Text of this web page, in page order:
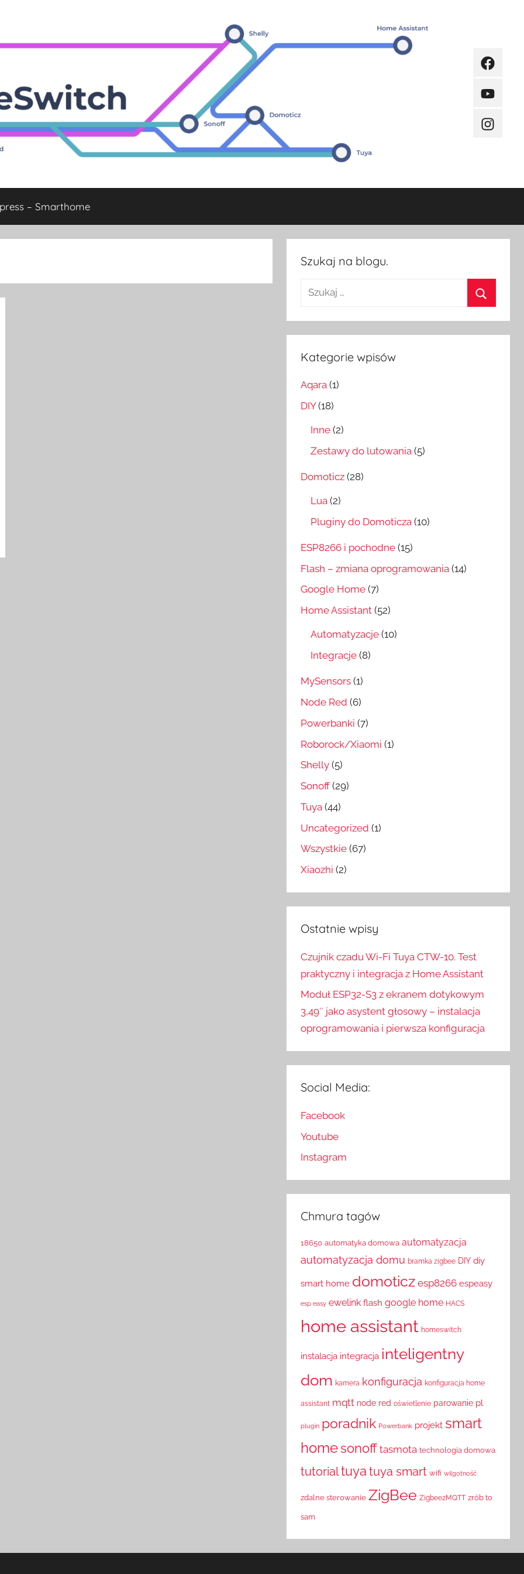
Facebook
Youtube
– Smarthome
Szukaj na blogu.
Szukaj:
Kategorie wpisów
Aqara (1)
DIY(18)
Inne (2)
Zestawy do lutowania (5)
Domoticz (28)
Lua (2)
Pluginy do Domoticza (10)
ESP8266 i pochodne (15)
Flash – zmiana oprogramowania (14)
Google Home (7)
Home Assistant (52)
Automatyzacje (10)
Integracje (8)
MySensors (1)
Node Red (6)
Powerbanki (7)
Roborock/Xiaomi (1)
Shelly (5)
Sonoff (29)
Tuya (44)
Uncategorized (1)
Wszystkie (67)
Xiaozhi (2)
Ostatnie wpisy
Czujnik czadu Wi-Fi Tuya CTW-10. Test
praktyczny i integracja z Home Assistant
Moduł ESP32-S3 z ekranem dotykowym
3,49″ jako asystent głosowy – instalacja
oprogramowania i pierwsza konfiguracja
Social Media:
Facebook
Youtube
Instagram
Chmura tagów
18650 automatyka domowa automatyzacja
automatyzacja domu bramka zigbee DIY diy
smart home domoticz esp8266 espeasy
esp easy ewelink flash google home HACS
home assistant homeswitch
instalacja integracja inteligentny
dom kamera konfiguracja konfiguracja home
assistant mqtt node red oświetlenie parowanie pl
plugin poradnik Powerbank projekt smart
home sonoff tasmota technologia domowa
tutorialtuya tuya smart wifi wilgotność
zdalne sterowanie ZigBee Zigbee2MQTT zrób to
sam